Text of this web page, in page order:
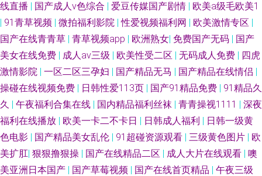
福利姬高清无码 AV成人伊人 精品国产自 日韩黄页网站 91九九主播 国产区品
二区视频 青草视频区 91传媒成人 91中文资源在线 九1秘片免费看 日韩最新
黄色网址 91N国亚洲 91熊猫免费看黄 老司机福利 亚洲欧美九区 91欧美色色
大香蕉999热视频 久久社区 探花免费观看 91精选视频一区二区 福利视频三
分钟 日韩综合社区在线观看 91巨炮免费福利 国产123 欧美专区手机在线 伊
人焦久伦理在线 91视频网站免费观看 国产11页 欧美不卡的 亚洲av网站不卡
线直播 | 国产成人v色综合 | 爱豆传媒国产剧情 | 欧美a级毛欧美1
| 91青草视频 | 微拍福利影院 |性爱视频福利网 | 欧美激情专区 |
国产在线青青草 | 青草视频app | 欧洲熟女| 免费国产无码 | 国产
美女在线免费 | 成人av三级 | 欧美性受二区 | 无码成人免费 | 四虎
激情影院 | 一区二区三孕妇 | 国产精品无马 | 国产精品在线情侣 |
操碰在线视频免费 | 日韩性爱113页 | 国产91精品免费 | 91精品久
久 | 午夜福利合集在线 | 国内精品福利丝袜 | 青青操视1111 | 深夜
福利在线播放 | 欧美一卡二不卡日 | 日韩成人福利 | 日韩一级黄
色电影 | 国产精品美女乱伦 | 91超碰资源观看 | 三级黄色图片 | 欧
美扩肛| 狠狠撸狠操 | 国产在线精品二区 | 成人大片在线观看 | 噢
美亚洲日本国产 | 国产草莓视频 | 国产在线首页精品 | 午夜三级